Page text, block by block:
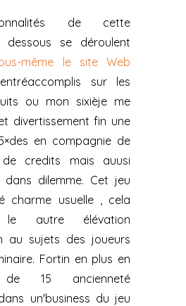
de cette
dessous se déroulent
même le site Web
sur les
ou mon sixièje me
divertissement fin une
en compagnie de
credits mais auusi
dans dilemme. Cet jeu
charme usuelle , cela
le autre élévation
au sujets des joueurs
Fortin en plus en
de 15 ancienneté
un'business du jeu